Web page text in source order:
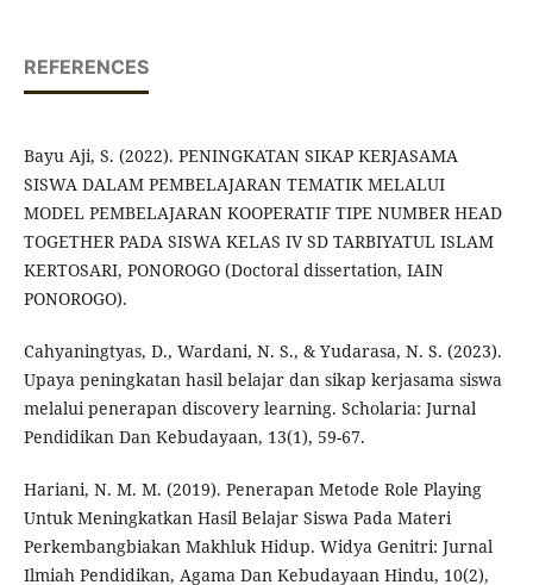
REFERENCES
Bayu Aji, S. (2022). PENINGKATAN SIKAP KERJASAMA
SISWA DALAM PEMBELAJARAN TEMATIK MELALUI
MODEL PEMBELAJARAN KOOPERATIF TIPE NUMBER HEAD
TOGETHER PADA SISWA KELAS IV SD TARBIYATUL ISLAM
KERTOSARI, PONOROGO (Doctoral dissertation, IAIN
PONOROGO).
Cahyaningtyas, D., Wardani, N. S., & Yudarasa, N. S. (2023).
Upaya peningkatan hasil belajar dan sikap kerjasama siswa
melalui penerapan discovery learning. Scholaria: Jurnal
Pendidikan Dan Kebudayaan, 13(1), 59-67.
Hariani, N. M. M. (2019). Penerapan Metode Role Playing
Untuk Meningkatkan Hasil Belajar Siswa Pada Materi
Perkembangbiakan Makhluk Hidup. Widya Genitri: Jurnal
Ilmiah Pendidikan, Agama Dan Kebudayaan Hindu, 10(2),